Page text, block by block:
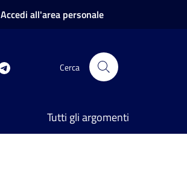
Accedi all'area personale
Cerca
Tutti gli argomenti